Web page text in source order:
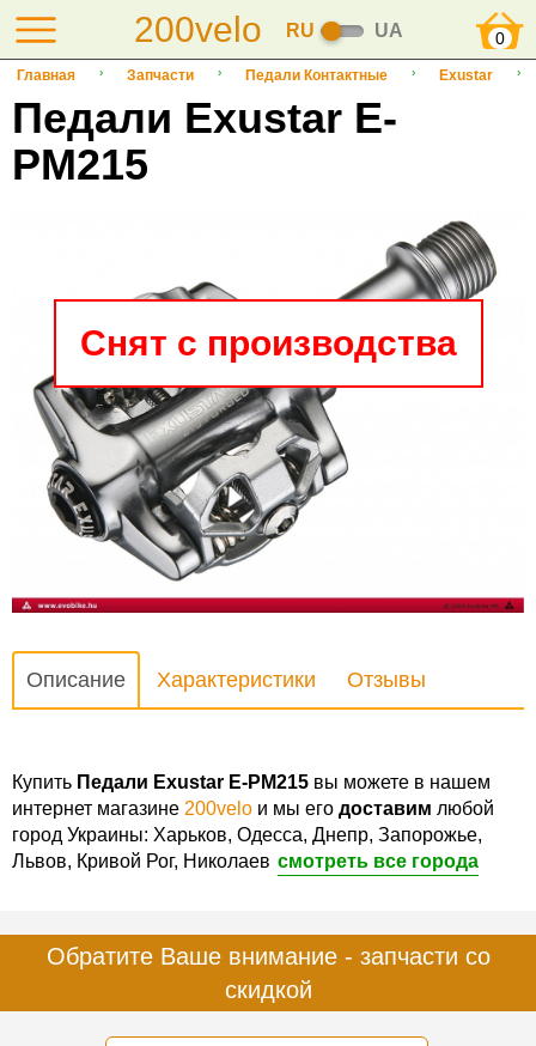
200velo RU UA 0
Главная Запчасти Педали Контактные Exustar
Педали Exustar E-
PM215
Снят с производства
Описание Характеристики Отзывы
Купить Педали Exustar E-PM215 вы можете в нашем
интернет магазине 200velo и мы его доставим любой
город Украины: Харьков, Одесса, Днепр, Запорожье,
Львов, Кривой Рог, Николаев смотреть все города
Обратите Ваше внимание - запчасти со
скидкой